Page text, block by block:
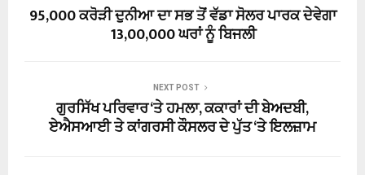
95,000 ਕਰੋੜੀ ਦੁਨੀਆ ਦਾ ਸਭ ਤੋਂ ਵੱਡਾ ਸੋਲਰ ਪਾਰਕ ਦੇਵੇਗਾ
13,00,000 ਘਰਾਂ ਨੂੰ ਬਿਜਲੀ
NEXT POST
ਗੁਰਸਿੱਖ ਪਰਿਵਾਰ ‘ਤੇ ਹਮਲਾ, ਕਕਾਰਾਂ ਦੀ ਬੇਅਦਬੀ,
ਏਐਸਆਈ ਤੇ ਕਾਂਗਰਸੀ ਕੌਸਲਰ ਦੇ ਪੁੱਤ ‘ਤੇ ਇਲਜ਼ਾਮ